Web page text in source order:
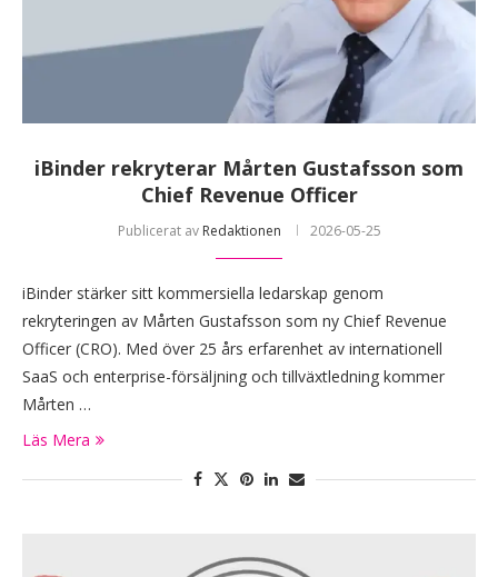
iBinder rekryterar Mårten Gustafsson som
Chief Revenue Officer
Publicerat av Redaktionen 2026-05-25
iBinder stärker sitt kommersiella ledarskap genom
rekryteringen av Mårten Gustafsson som ny Chief Revenue
Officer (CRO). Med över 25 års erfarenhet av internationell
SaaS och enterprise-försäljning och tillväxtledning kommer
Mårten …
Läs Mera